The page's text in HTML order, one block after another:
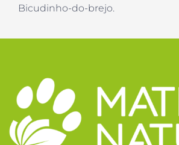
Bicudinho-do-brejo.